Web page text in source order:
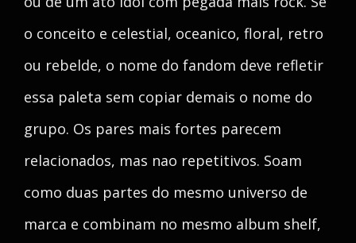
o conceito e celestial, oceanico, floral, retro
ou rebelde, o nome do fandom deve refletir
essa paleta sem copiar demais o nome do
grupo. Os pares mais fortes parecem
relacionados, mas nao repetitivos. Soam
como duas partes do mesmo universo de
marca e combinam no mesmo album shelf,